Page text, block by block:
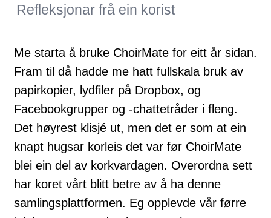
Refleksjonar frå ein korist
Me starta å bruke ChoirMate for eitt år sidan.
Fram til då hadde me hatt fullskala bruk av
papirkopier, lydfiler på Dropbox, og
Facebookgrupper og -chattetråder i fleng.
Det høyrest klisjé ut, men det er som at ein
knapt hugsar korleis det var før ChoirMate
blei ein del av korkvardagen. Overordna sett
har koret vårt blitt betre av å ha denne
samlingsplattformen. Eg opplevde vår førre